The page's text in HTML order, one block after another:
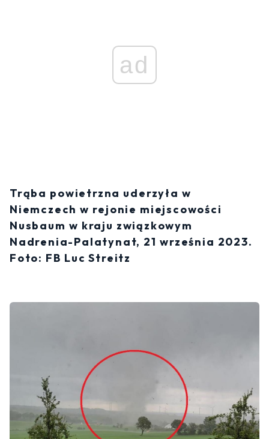
ad
Trąba powietrzna uderzyła w
Niemczech w rejonie miejscowości
Nusbaum w kraju związkowym
Nadrenia-Palatynat, 21 września 2023.
Foto: FB Luc Streitz